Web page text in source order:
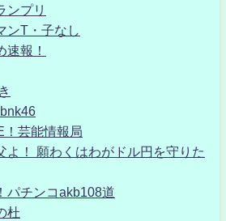
ンプリ
ンT・子なし
速報！
！芸能情報局
よ！ 願わくはわがドル円を守りた
パチンコakb108道
杜